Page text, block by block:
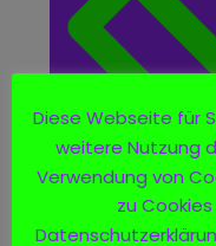
Diese Webseite für
weitere Nutzung
Verwendung von
zu